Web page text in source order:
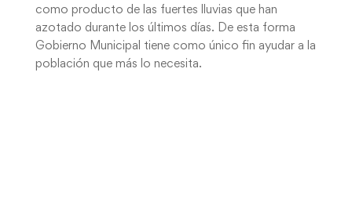
como producto de las fuertes lluvias que han
azotado durante los últimos días. De esta forma
Gobierno Municipal tiene como único fin ayudar a la
población que más lo necesita.